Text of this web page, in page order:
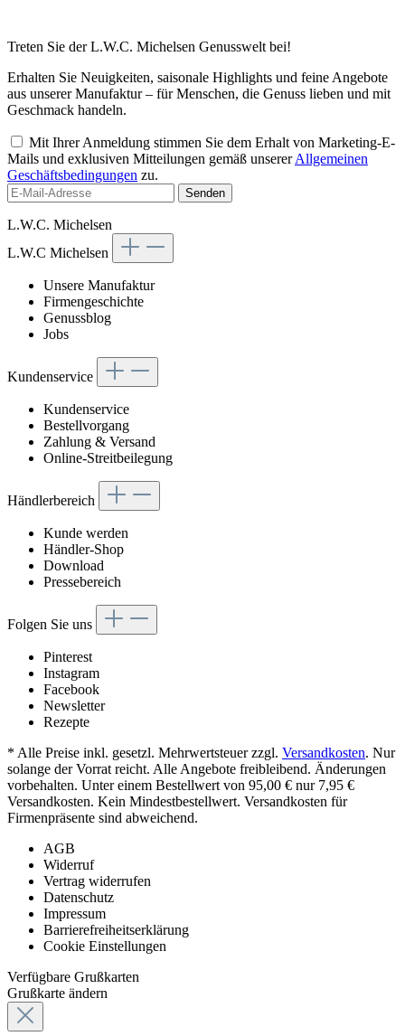
Treten Sie der L.W.C. Michelsen Genusswelt bei!
Erhalten Sie Neuigkeiten, saisonale Highlights und feine Angebote
aus unserer Manufaktur – für Menschen, die Genuss lieben und mit
Geschmack handeln.
Mit Ihrer Anmeldung stimmen Sie dem Erhalt von Marketing-E-
Mails und exklusiven Mitteilungen gemäß unsererAllgemeinen
Geschäftsbedingungen zu.
Senden
L.W.C. Michelsen
L.W.C Michelsen
Unsere Manufaktur
Firmengeschichte
Genussblog
Jobs
Kundenservice
Kundenservice
Bestellvorgang
Zahlung & Versand
Online-Streitbeilegung
Händlerbereich
Kunde werden
Händler-Shop
Download
Pressebereich
Folgen Sie uns
Pinterest
Instagram
Facebook
Newsletter
Rezepte
* Alle Preise inkl. gesetzl. Mehrwertsteuer zzgl. Versandkosten. Nur
solange der Vorrat reicht. Alle Angebote freibleibend. Änderungen
vorbehalten. Unter einem Bestellwert von 95,00 € nur 7,95 €
Versandkosten. Kein Mindestbestellwert. Versandkosten für
Firmenpräsente sind abweichend.
AGB
Widerruf
Vertrag widerrufen
Datenschutz
Impressum
Barrierefreiheitserklärung
Cookie Einstellungen
Verfügbare Grußkarten
Grußkarte ändern